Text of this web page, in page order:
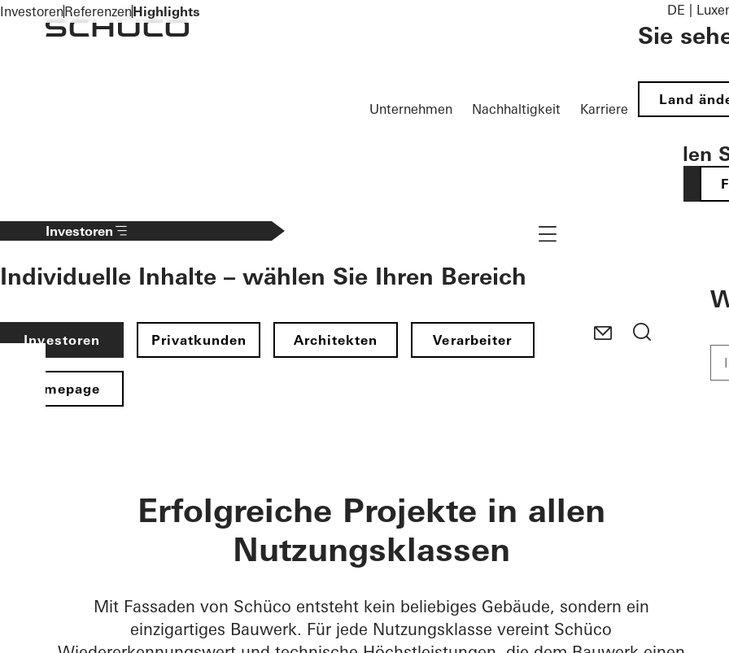
To the main content
Unternehmen Nachhaltigkeit Karriere
DE |
Sie
Land
Wählen
Investoren
Individuelle Inhalte – wählen Sie Ihren Bereich
Investoren Privatkunden Architekten Verarbeiter
Homepage
Navigation öffnen
InvestorenReferenzenHighlights
Erfolgreiche Projekte in allen
Nutzungsklassen​
Mit Fassaden von Schüco entsteht kein beliebiges Gebäude, sondern ein
einzigartiges Bauwerk. Für jede Nutzungsklasse vereint Schüco